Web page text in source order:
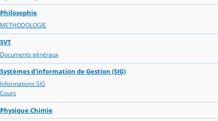
Philosophie
METHODOLOGIE
SVT
Documents généraux
Systèmes d'information de Gestion (SIG)
Informations SIG
Cours
Physique Chimie